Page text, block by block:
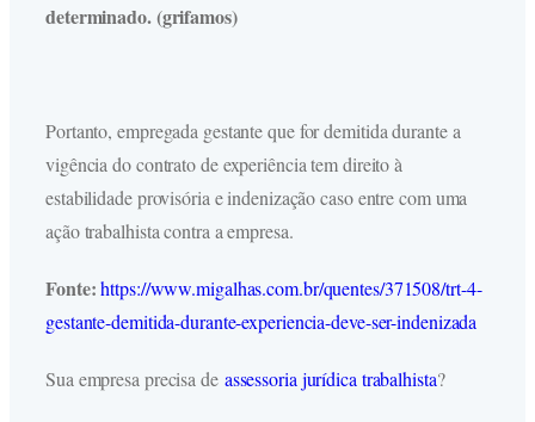
determinado. (grifamos)
Portanto, empregada gestante que for demitida durante a
vigência do contrato de experiência tem direito à
estabilidade provisória e indenização caso entre com uma
ação trabalhista contra a empresa.
Fonte: https://www.migalhas.com.br/quentes/371508/trt-4-
gestante-demitida-durante-experiencia-deve-ser-indenizada
Sua empresa precisa de assessoria jurídica trabalhista?